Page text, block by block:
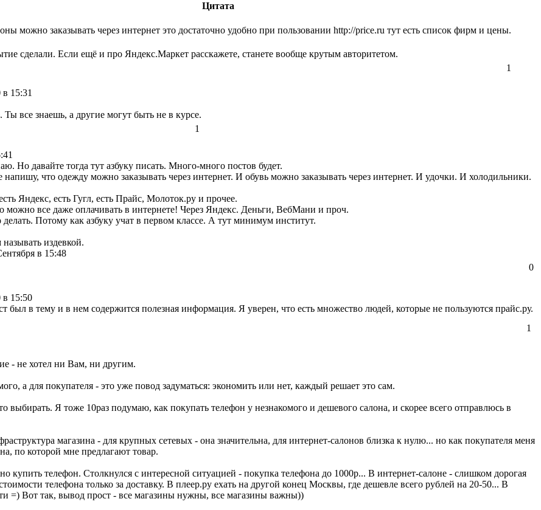
Цитата
можно заказывать через интернет это достаточно удобно при пользовании http://price.ru тут есть список фирм и цены.
сделали. Если ещё и про Яндекс.Маркет расскажете, станете вообще крутым авторитетом.
1
15:31
Ты все знаешь, а другие могут быть не в курсе.
1
Но давайте тогда тут азбуку писать. Много-много постов будет.
напишу, что одежду можно заказывать через интернет. И обувь можно заказывать через интернет. И удочки. И холодильники.
Яндекс, есть Гугл, есть Прайс, Молоток.ру и прочее.
можно все даже оплачивать в интернете! Через Яндекс. Деньги, ВебМани и проч.
делать. Потому как азбуку учат в первом классе. А тут минимум институт.
издевкой.
в 15:48
0
в 15:50
был в тему и в нем содержится полезная информация. Я уверен, что есть множество людей, которые не пользуются прайс.ру.
1
- не хотел ни Вам, ни другим.
а для покупателя - это уже повод задуматься: экономить или нет, каждый решает это сам.
Я тоже 10раз подумаю, как покупать телефон у незнакомого и дешевого салона, и скорее всего отправлюсь в
магазина - для крупных сетевых - она значительна, для интернет-салонов близка к нулю... но как покупателя меня
по которой мне предлагают товар.
купить телефон. Столкнулся с интересной ситуацией - покупка телефона до 1000р... В интернет-салоне - слишком дорогая
телефона только за доставку. В плеер.ру ехать на другой конец Москвы, где дешевле всего рублей на 20-50... В
=) Вот так, вывод прост - все магазины нужны, все магазины важны))